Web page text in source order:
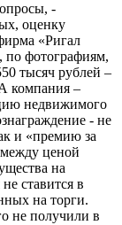
-
оценку
«Ригал
по фотографиям,
тысяч рублей –
компания –
недвижимого
- не
и «премию за
ценой
на
ставится в
на торги.
не получили в